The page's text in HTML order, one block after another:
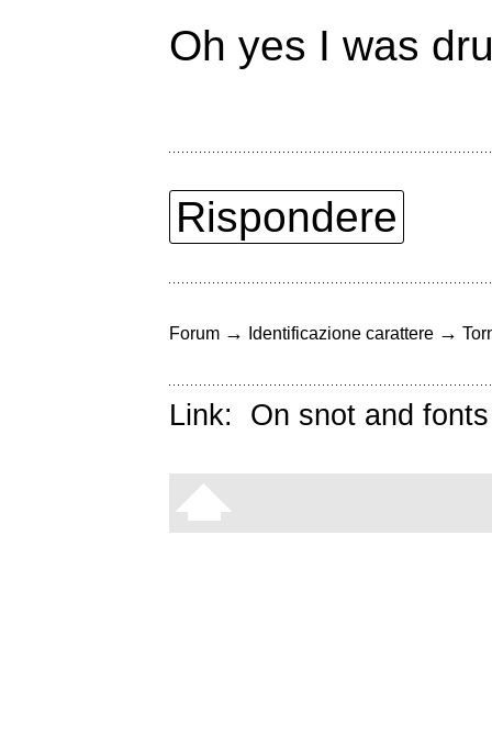
Oh yes I was
Rispondere
Forum → Identificazione carattere →
Link: On snot and fonts